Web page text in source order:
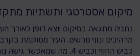
מיקום אסטרטגי ותשתיות
נתניה מתגאה במיקום יוצא דופן לאורך
מרהיבים ונוף מרשים. העיר ממוקמת
כביש החוף וכביש 4, מה